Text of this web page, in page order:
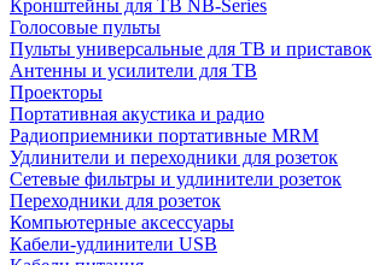
Кронштейны для ТВ NB-Series
Голосовые пульты
Пульты универсальные для ТВ и приставок
Антенны и усилители для ТВ
Проекторы
Портативная акустика и радио
Радиоприемники портативные MRM
Удлинители и переходники для розеток
Сетевые фильтры и удлинители розеток
Переходники для розеток
Компьютерные аксессуары
Кабели-удлинители USB